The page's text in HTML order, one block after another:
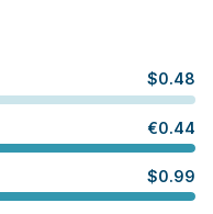
$0.48
€0.44
$0.99